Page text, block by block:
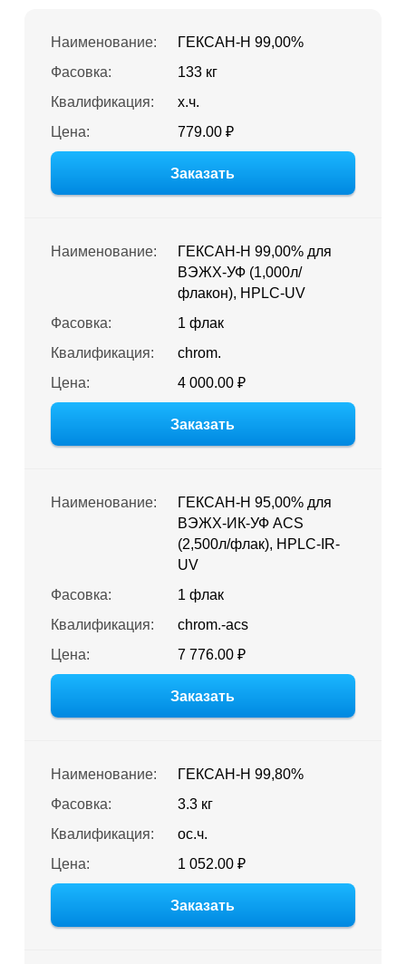
Наименование:
ГЕКСАН-Н 99,00%
Фасовка:
133 кг
Квалификация:
х.ч.
Цена:
779.00 ₽
Заказать
Наименование:
ГЕКСАН-Н 99,00% для
ВЭЖХ-УФ (1,000л/
флакон), HPLC-UV
Фасовка:
1 флак
Квалификация:
chrom.
Цена:
4 000.00 ₽
Заказать
Наименование:
ГЕКСАН-Н 95,00% для
ВЭЖХ-ИК-УФ ACS
(2,500л/флак), HPLC-IR-
UV
Фасовка:
1 флак
Квалификация:
chrom.-acs
Цена:
7 776.00 ₽
Заказать
Наименование:
ГЕКСАН-Н 99,80%
Фасовка:
3.3 кг
Квалификация:
ос.ч.
Цена:
1 052.00 ₽
Заказать